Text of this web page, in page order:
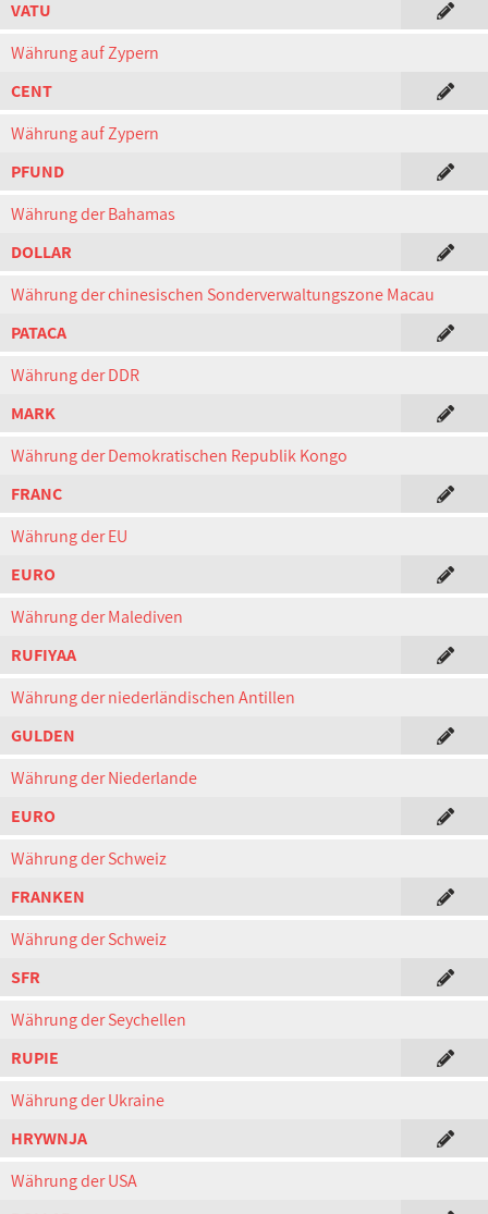
VATU
Währung auf Zypern
CENT
Währung auf Zypern
PFUND
Währung der Bahamas
DOLLAR
Währung der chinesischen Sonderverwaltungszone Macau
PATACA
Währung der DDR
MARK
Währung der Demokratischen Republik Kongo
FRANC
Währung der EU
EURO
Währung der Malediven
RUFIYAA
Währung der niederländischen Antillen
GULDEN
Währung der Niederlande
EURO
Währung der Schweiz
FRANKEN
Währung der Schweiz
SFR
Währung der Seychellen
RUPIE
Währung der Ukraine
HRYWNJA
Währung der USA